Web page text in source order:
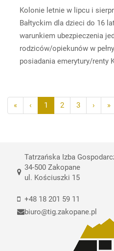
Kolonie letnie w lipcu i
Bałtyckim dla dzieci do 16
warunkiem ubezpieczenia
rodziców/opiekunów w
posiadania emerytury/renty
« ‹ 1 2 3 › »
Tatrzańska Izba
34-500 Zakopane
ul. Kościuszki 15
+48 18 201 59 11
biuro@tig.zakopane.pl